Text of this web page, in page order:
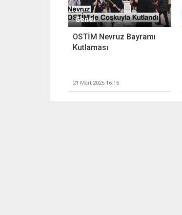
Genel
OSTİM Nevruz Bayramı
Kutlaması
21 Mart 2025 16:16